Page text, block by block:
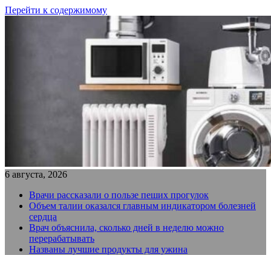
Перейти к содержимому
6 августа, 2026
Врачи рассказали о пользе пеших прогулок
Объем талии оказался главным индикатором болезней
сердца
Врач объяснила, сколько дней в неделю можно
перерабатывать
Названы лучшие продукты для ужина